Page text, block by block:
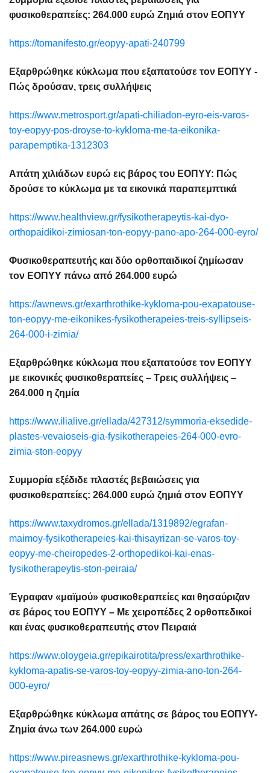
φυσικοθεραπείες: 264.000 ευρώ Zημιά στον ΕΟΠΥΥ
https://tomanifesto.gr/eopyy-apati-240799
Εξαρθρώθηκε κύκλωμα που εξαπατούσε τον ΕΟΠΥΥ -
Πώς δρούσαν, τρεις συλλήψεις
https://www.metrosport.gr/apati-chiliadon-eyro-eis-varos-
toy-eopyy-pos-droyse-to-kykloma-me-ta-eikonika-
parapemptika-1312303
Απάτη χιλιάδων ευρώ εις βάρος του ΕΟΠΥΥ: Πώς
δρούσε το κύκλωμα με τα εικονικά παραπεμπτικά
https://www.healthview.gr/fysikotherapeytis-kai-dyo-
orthopaidikoi-zimiosan-ton-eopyy-pano-apo-264-000-eyro/
Φυσικοθεραπευτής και δύο ορθοπαιδικοί ζημίωσαν
τον ΕΟΠΥΥ πάνω από 264.000 ευρώ
https://awnews.gr/exarthrothike-kykloma-pou-exapatouse-
ton-eopyy-me-eikonikes-fysikotherapeies-treis-syllipseis-
264-000-i-zimia/
Εξαρθρώθηκε κύκλωμα που εξαπατούσε τον ΕΟΠΥΥ
με εικονικές φυσικοθεραπείες – Τρεις συλλήψεις –
264.000 η ζημία
https://www.ilialive.gr/ellada/427312/symmoria-eksedide-
plastes-vevaioseis-gia-fysikotherapeies-264-000-evro-
zimia-ston-eopyy
Συμμορία εξέδιδε πλαστές βεβαιώσεις για
φυσικοθεραπείες: 264.000 ευρώ ζημιά στον ΕΟΠΥΥ
https://www.taxydromos.gr/ellada/1319892/egrafan-
maimoy-fysikotherapeies-kai-thisayrizan-se-varos-toy-
eopyy-me-cheiropedes-2-orthopedikoi-kai-enas-
fysikotherapeytis-ston-peiraia/
Έγραφαν «μαϊμού» φυσικοθεραπείες και θησαύριζαν
σε βάρος του ΕΟΠΥΥ – Με χειροπέδες 2 ορθοπεδικοί
και ένας φυσικοθεραπευτής στον Πειραιά
https://www.oloygeia.gr/epikairotita/press/exarthrothike-
kykloma-apatis-se-varos-toy-eopyy-zimia-ano-ton-264-
000-eyro/
Εξαρθρώθηκε κύκλωμα απάτης σε βάρος του ΕΟΠΥΥ-
Ζημία άνω των 264.000 ευρώ
https://www.pireasnews.gr/exarthrothike-kykloma-pou-